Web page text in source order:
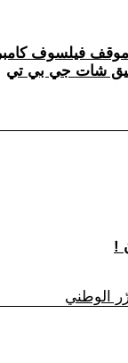
موقف فيلسوف
شات جي بي تي
الوطني